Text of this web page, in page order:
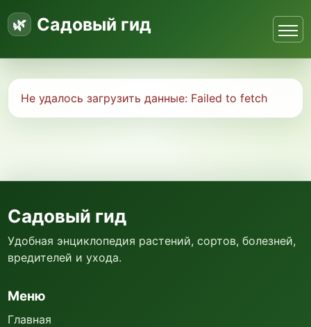
Садовый гид
Не удалось загрузить данные: Failed to fetch
Садовый гид
Удобная энциклопедия растений, сортов, болезней,
вредителей и ухода.
Меню
Главная